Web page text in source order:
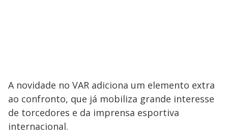
A novidade no VAR adiciona um elemento extra
ao confronto, que já mobiliza grande interesse
de torcedores e da imprensa esportiva
internacional.